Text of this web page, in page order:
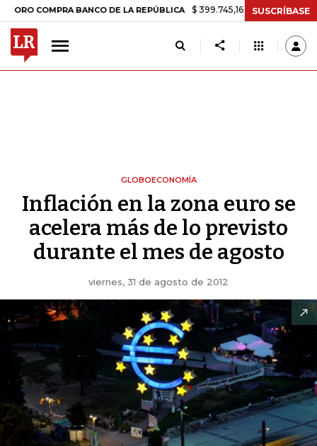
BANCO DE LA REPÚBLICA $ 399.745,16 +$ 2.295,71 +0,58%
SUSCRÍBASE
GLOBOECONOMÍA
Inflación en la zona euro se
acelera más de lo previsto
durante el mes de agosto
viernes, 31 de agosto de 2012